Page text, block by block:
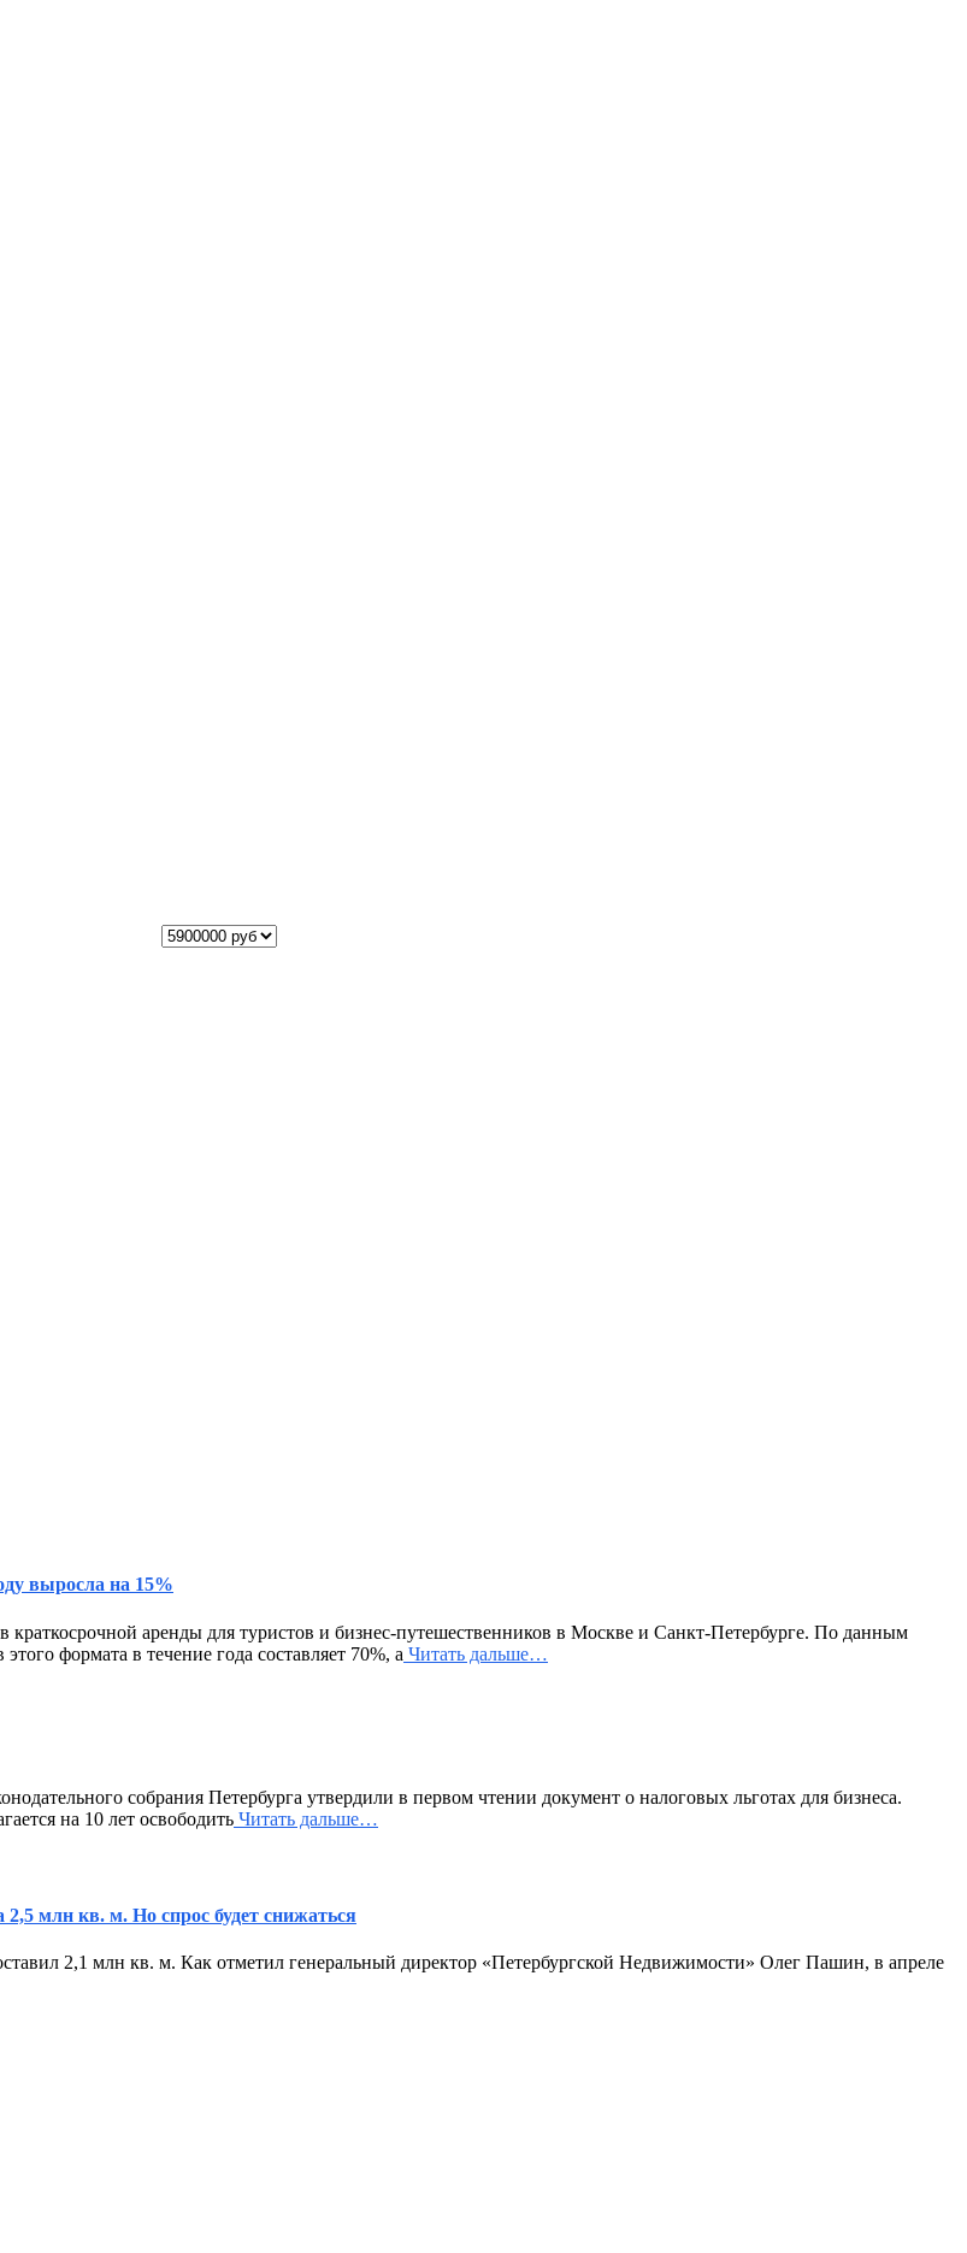
выросла на 15%
аренды для туристов и бизнес-путешественников в Москве и Санкт-Петербурге. По данным
формата в течение года составляет 70%, а Читать дальше…
собрания Петербурга утвердили в первом чтении документ о налоговых льготах для бизнеса.
на 10 лет освободить Читать дальше…
млн кв. м. Но спрос будет снижаться
2,1 млн кв. м. Как отметил генеральный директор «Петербургской Недвижимости» Олег Пашин, в апреле